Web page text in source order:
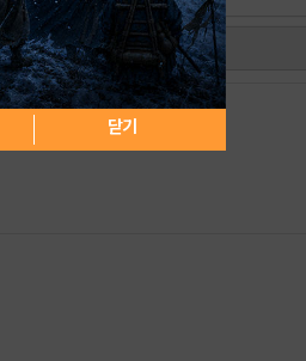
별점순
닫기